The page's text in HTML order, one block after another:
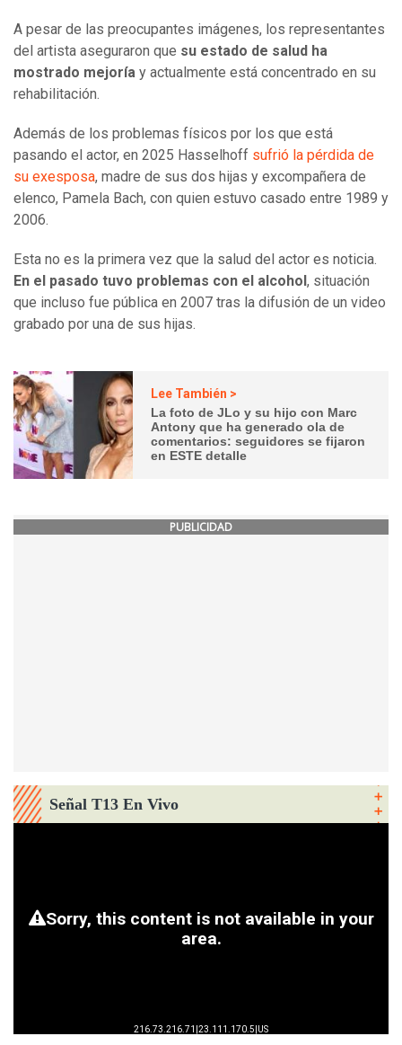
A pesar de las preocupantes imágenes, los representantes
del artista aseguraron que su estado de salud ha
mostrado mejoría y actualmente está concentrado en su
rehabilitación.
Además de los problemas físicos por los que está
pasando el actor, en 2025 Hasselhoff sufrió la pérdida de
su exesposa, madre de sus dos hijas y excompañera de
elenco, Pamela Bach, con quien estuvo casado entre 1989 y
2006.
Esta no es la primera vez que la salud del actor es noticia.
En el pasado tuvo problemas con el alcohol, situación
que incluso fue pública en 2007 tras la difusión de un video
grabado por una de sus hijas.
Lee También >
La foto de JLo y su hijo con Marc
Antony que ha generado ola de
comentarios: seguidores se fijaron
en ESTE detalle
PUBLICIDAD
Señal T13 En Vivo